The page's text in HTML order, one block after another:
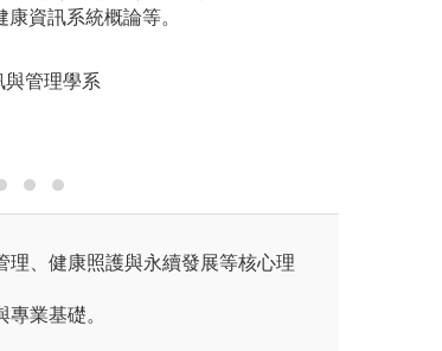
計永續醫院營運
資訊系統概論等。
與管理學系
理、健康照護與永續發展等核心理
業基礎。